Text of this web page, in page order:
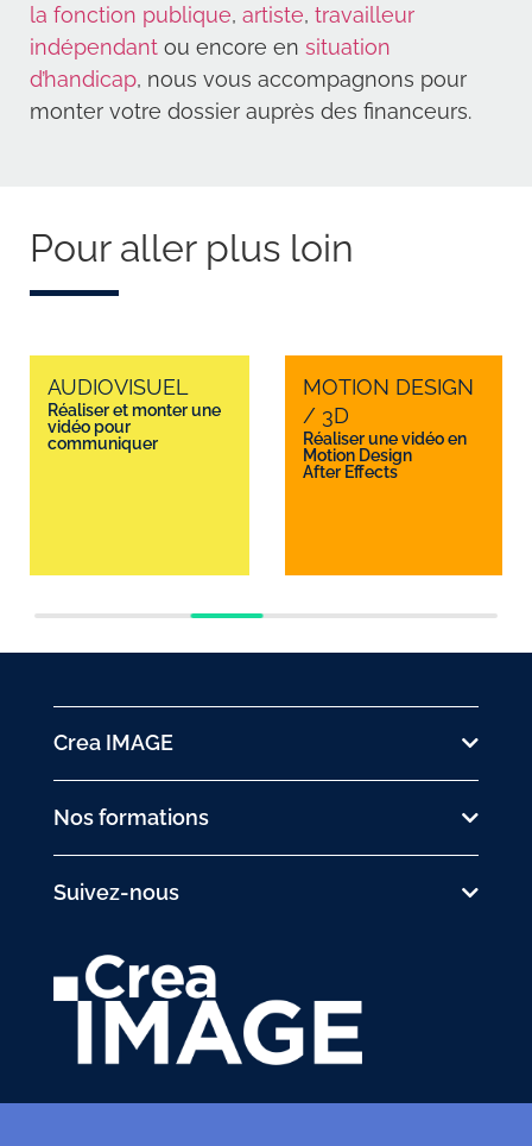
la fonction publique, artiste, travailleur
indépendant ou encore en situation
d’handicap, nous vous accompagnons pour
monter votre dossier auprès des financeurs.
Pour aller plus loin
AUDIOVISUEL
Réaliser et monter une
vidéo pour
communiquer
MOTION DESIGN
/ 3D
Réaliser une vidéo en
Motion Design
After Effects
Crea IMAGE
Nos formations
Suivez-nous